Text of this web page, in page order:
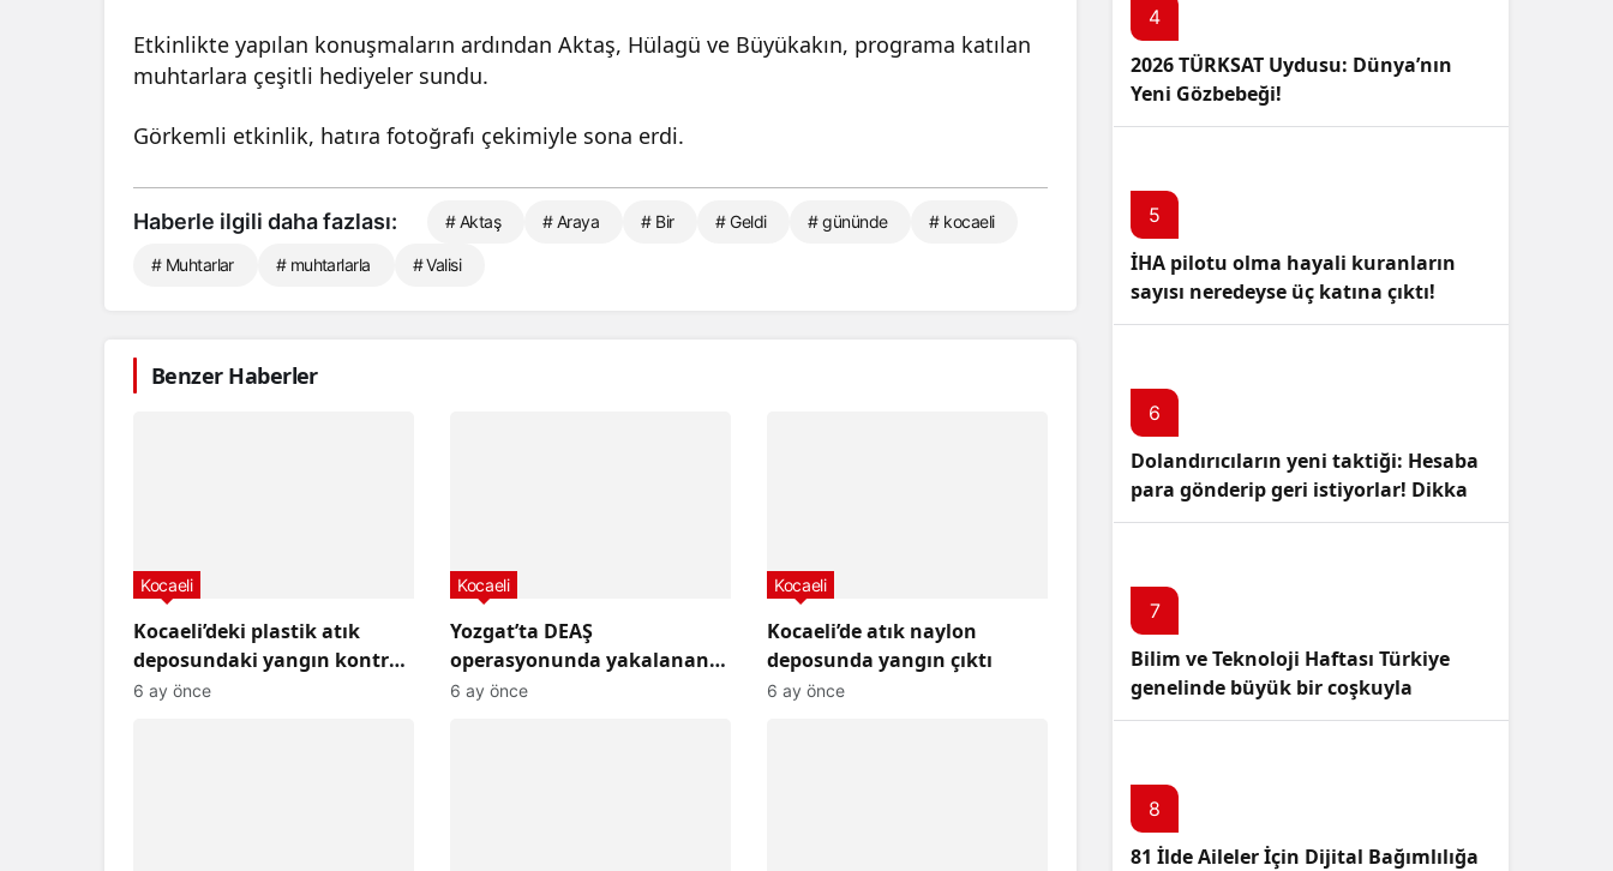
Etkinlikte yapılan konuşmaların ardından Aktaş, Hülagü ve Büyükakın, programa katılan
muhtarlara çeşitli hediyeler sundu.
Görkemli etkinlik, hatıra fotoğrafı çekimiyle sona erdi.
Haberle ilgili daha fazlası: # Aktaş # Araya # Bir # Geldi # gününde # kocaeli
# Muhtarlar # muhtarlarla # Valisi
Benzer Haberler
Kocaeli’deki plastik atık
deposundaki yangın kontrol
altına alındı.
Kocaeli
6 ay önce
Yozgat’ta DEAŞ
operasyonunda yakalanan
şüpheli tutuklandı,
Kocaeli
6 ay önce
Kocaeli’de atık naylon
deposunda yangın çıktı
Kocaeli
6 ay önce
4
2026 TÜRKSAT Uydusu: Dünya’nın
Yeni Gözbebeği!
5
İHA pilotu olma hayali kuranların
sayısı neredeyse üç katına çıktı!
6
Dolandırıcıların yeni taktiği: Hesaba
para gönderip geri istiyorlar! Dikkat
Edin!
7
Bilim ve Teknoloji Haftası Türkiye
genelinde büyük bir coşkuyla
kutlandı: İşte Etkinlikler ve
8
81 İlde Aileler İçin Dijital Bağımlılığa